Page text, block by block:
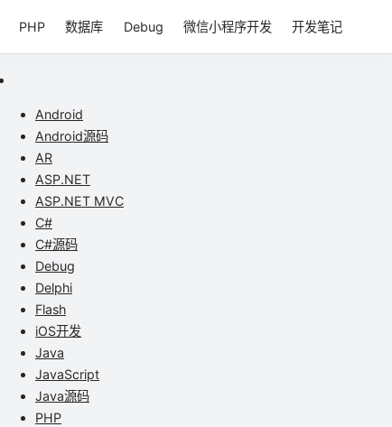
PHP 数据库 Debug 微信小程序开发 开发笔记
Android
Android源码
AR
ASP.NET
ASP.NET MVC
C#
C#源码
Debug
Delphi
Flash
iOS开发
Java
JavaScript
Java源码
PHP